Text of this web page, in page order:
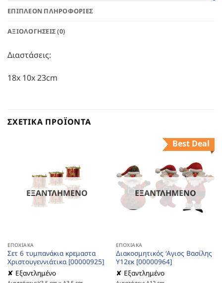
ΕΠΙΠΛΈΟΝ ΠΛΗΡΟΦΟΡΊΕΣ
ΑΞΙΟΛΟΓΉΣΕΙΣ (0)
Διαστάσεις:
18x 10x 23cm
ΣΧΕΤΙΚΆ ΠΡΟΪΌΝΤΑ
ΕΞΑΝΤΛΗΜΈΝΟ
ΕΠΟΧΙΑΚΆ
Σετ 6 τυμπανάκια κρεμαστα
Χριστουγεννιάτικα [00000925]
✘ Εξαντλημένο
Best Deal
ΕΞΑΝΤΛΗΜΈΝΟ
ΕΠΟΧΙΑΚΆ
Διακοσμητικός ‘Αγιος Βασίλης
Υ12εκ [00000964]
✘ Εξαντλημένο